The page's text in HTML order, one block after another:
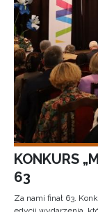
KONKURS
63
Za nami finał 63.